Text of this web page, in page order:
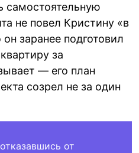
самостоятельную
не повел Кристину «в
заранее подготовил
за
— его план
созрел не за один
от